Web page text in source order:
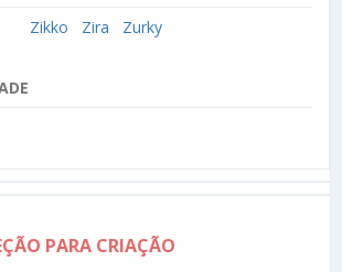
Zikko Zira Zurky
PARA CRIAÇÃO